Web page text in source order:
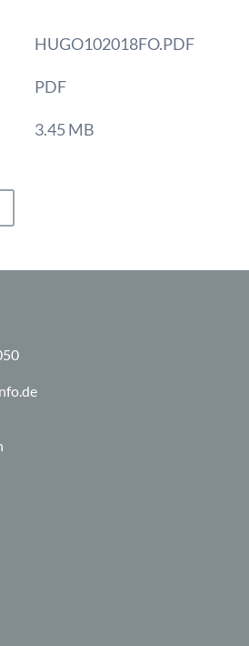
HUGO102018FO.PDF
PDF
3.45 MB
8 2 9 0 5 0
info.de